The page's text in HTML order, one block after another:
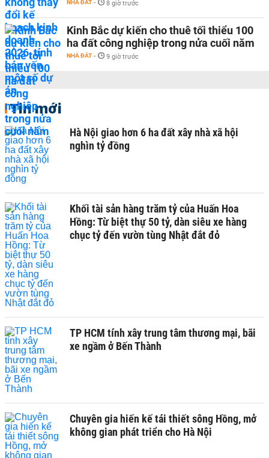
NHÀ ĐẤT - 8 giờ trước
Kinh Bắc dự kiến cho thuê tối thiểu 100
ha đất công nghiệp trong nửa cuối năm
NHÀ ĐẤT - 9 giờ trước
Tin mới
Hà Nội giao hơn 6 ha đất xây nhà xã hội
nghìn tỷ đồng
Khối tài sản hàng trăm tỷ của Huấn Hoa
Hồng: Từ biệt thự 50 tỷ, dàn siêu xe hàng
chục tỷ đến vườn tùng Nhật đắt đỏ
TP HCM tính xây trung tâm thương mại, bãi
xe ngầm ở Bến Thành
Chuyên gia hiến kế tái thiết sông Hồng, mở
không gian phát triển cho Hà Nội